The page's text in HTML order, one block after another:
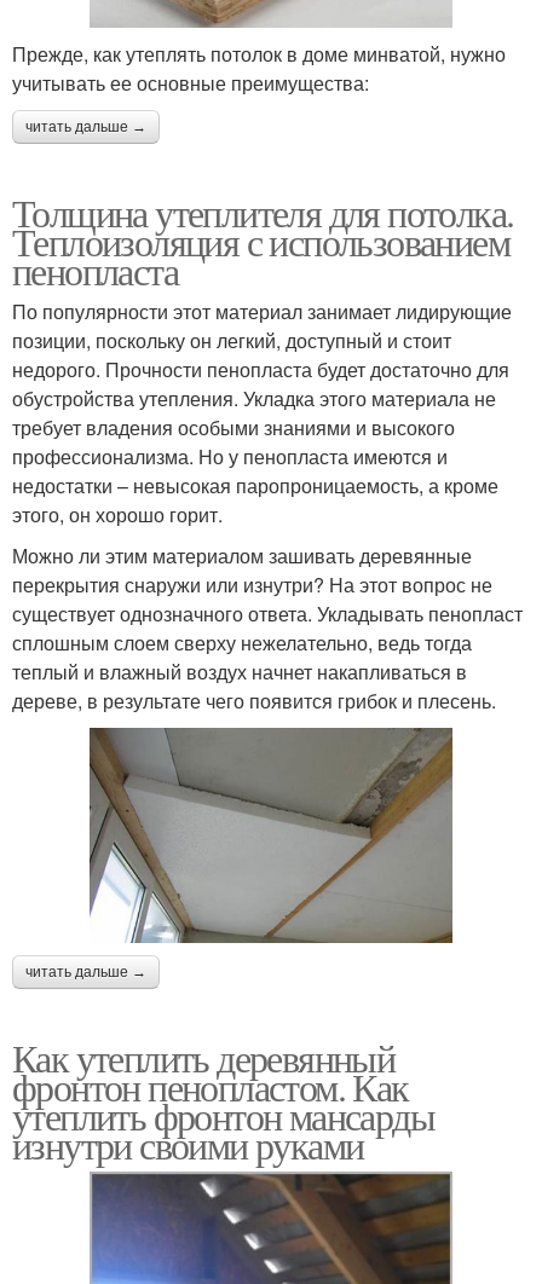
Прежде, как утеплять потолок в доме минватой, нужно
учитывать ее основные преимущества:
читать дальше →
Толщина утеплителя для потолка.
Теплоизоляция с использованием
пенопласта
По популярности этот материал занимает лидирующие
позиции, поскольку он легкий, доступный и стоит
недорого. Прочности пенопласта будет достаточно для
обустройства утепления. Укладка этого материала не
требует владения особыми знаниями и высокого
профессионализма. Но у пенопласта имеются и
недостатки – невысокая паропроницаемость, а кроме
этого, он хорошо горит.
Можно ли этим материалом зашивать деревянные
перекрытия снаружи или изнутри? На этот вопрос не
существует однозначного ответа. Укладывать пенопласт
сплошным слоем сверху нежелательно, ведь тогда
теплый и влажный воздух начнет накапливаться в
дереве, в результате чего появится грибок и плесень.
читать дальше →
Как утеплить деревянный
фронтон пенопластом. Как
утеплить фронтон мансарды
изнутри своими руками